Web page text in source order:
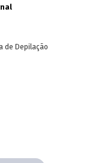
de Depilação